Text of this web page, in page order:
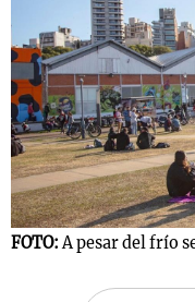
FOTO:A pesar del frío